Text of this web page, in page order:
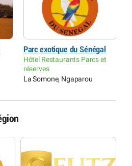
Parc exotique du Sénégal
Hôtel Restaurants Parcs et
réserves
La Somone, Ngaparou